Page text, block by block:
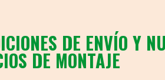
DE ENVÍO Y
DE MONTAJE